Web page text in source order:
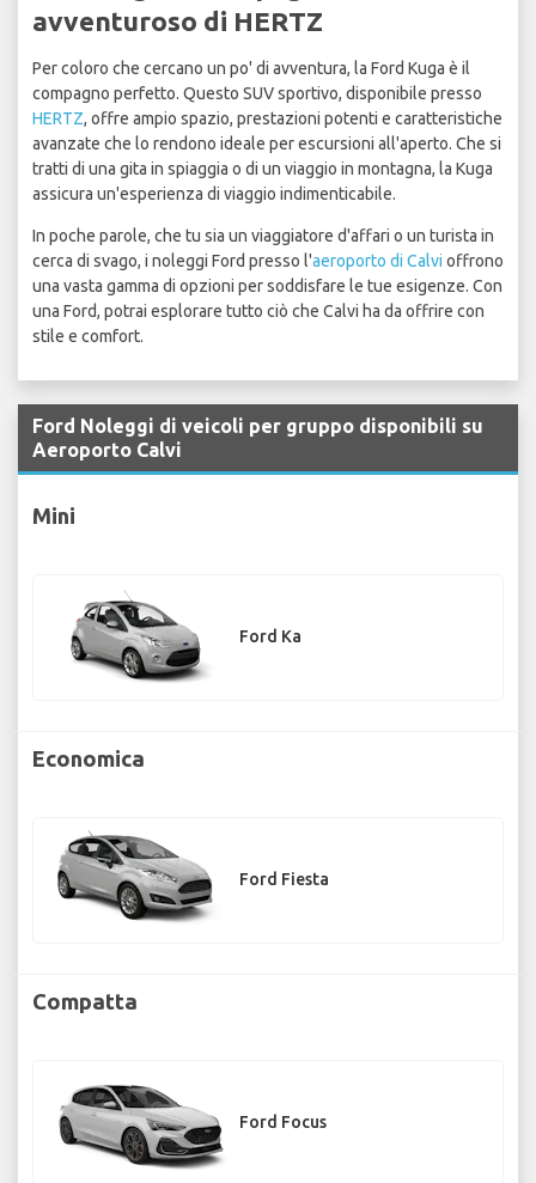
avventuroso di HERTZ
Per coloro che cercano un po' di avventura, la Ford Kuga è il
compagno perfetto. Questo SUV sportivo, disponibile presso
HERTZ, offre ampio spazio, prestazioni potenti e caratteristiche
avanzate che lo rendono ideale per escursioni all'aperto. Che si
tratti di una gita in spiaggia o di un viaggio in montagna, la Kuga
assicura un'esperienza di viaggio indimenticabile.
In poche parole, che tu sia un viaggiatore d'affari o un turista in
cerca di svago, i noleggi Ford presso l'aeroporto di Calvi offrono
una vasta gamma di opzioni per soddisfare le tue esigenze. Con
una Ford, potrai esplorare tutto ciò che Calvi ha da offrire con
stile e comfort.
Ford Noleggi di veicoli per gruppo disponibili su
Aeroporto Calvi
Mini
Ford Ka
Economica
Ford Fiesta
Compatta
Ford Focus